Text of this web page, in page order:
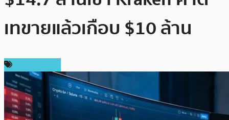
เทขายแล้วเกือบ $10 ล้าน